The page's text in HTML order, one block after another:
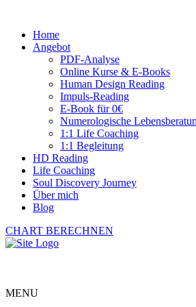
Home
Angebot
PDF-Analyse
Online Kurse & E-Books
Human Design Reading
Impuls-Reading
E-Book für 0€
Numerologische
1:1 Life Coaching
1:1 Begleitung
HD Reading
Life Coaching
Soul Discovery Journey
Über mich
Blog
CHART BERECHNEN
MENU